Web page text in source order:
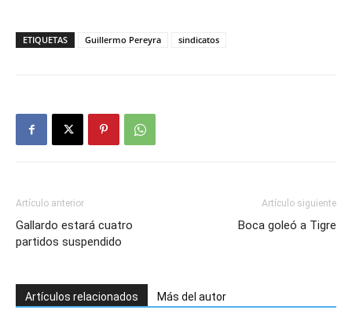
ETIQUETAS Guillermo Pereyra sindicatos
Artículo anterior
Gallardo estará cuatro
partidos suspendido
Artículo siguiente
Boca goleó a Tigre
Artículos relacionados Más del autor